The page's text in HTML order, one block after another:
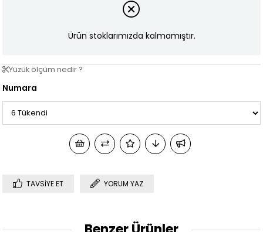
Ürün stoklarımızda kalmamıştır.
Yüzük ölçüm nedir ?
Numara
TAVSIYE ET YORUM YAZ